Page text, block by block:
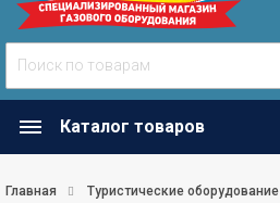
Каталог товаров
Главная Туристические оборудование